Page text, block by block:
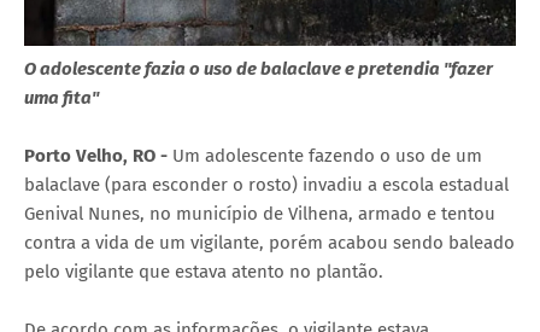
O adolescente fazia o uso de balaclave e pretendia "fazer
uma fita"
Porto Velho, RO - Um adolescente fazendo o uso de um
balaclave (para esconder o rosto) invadiu a escola estadual
Genival Nunes, no município de Vilhena, armado e tentou
contra a vida de um vigilante, porém acabou sendo baleado
pelo vigilante que estava atento no plantão.